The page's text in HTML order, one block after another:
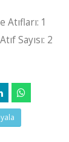
Atıfları: 1
Sayısı: 2